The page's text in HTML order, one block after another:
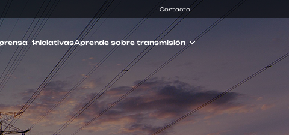
Contacto
IniciativasAprende sobre transmisión